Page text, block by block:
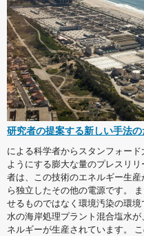
研究者の提案する新しい手法
による科学者からスタンフォー
ようにする膨大な量のプレスリ
者は、この技術のエネルギー生
ら独立したその他の電源です。
せるものではなく環境汚染の環
水の海岸処理プラント混合塩水
ネルギーが生産されています。